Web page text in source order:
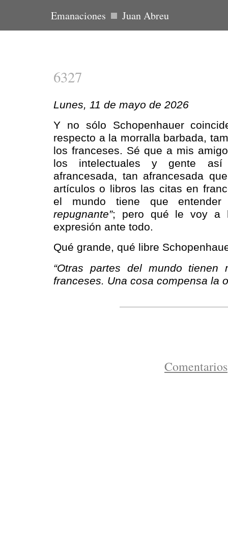
Emanaciones Juan Abreu
6327
Lunes, 11 de mayo de 2026
Y no sólo Schopenhauer
respecto a la morralla barbada,
los franceses. Sé que a mis
los intelectuales y gente
afrancesada, tan afrancesada
artículos o libros las citas en
el mundo tiene que
repugnante”; pero qué le voy a
expresión ante todo.
Qué grande, qué libre
“Otras partes del mundo tienen
franceses. Una cosa compensa la
Comentarios